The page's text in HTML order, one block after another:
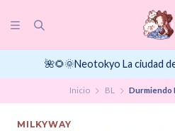
🌺🌻🌞Neotokyo La ciudad
Inicio BL Durmiendo
MILKYWAY